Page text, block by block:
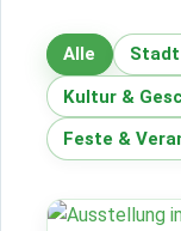
Alle
Kultur &
Feste &